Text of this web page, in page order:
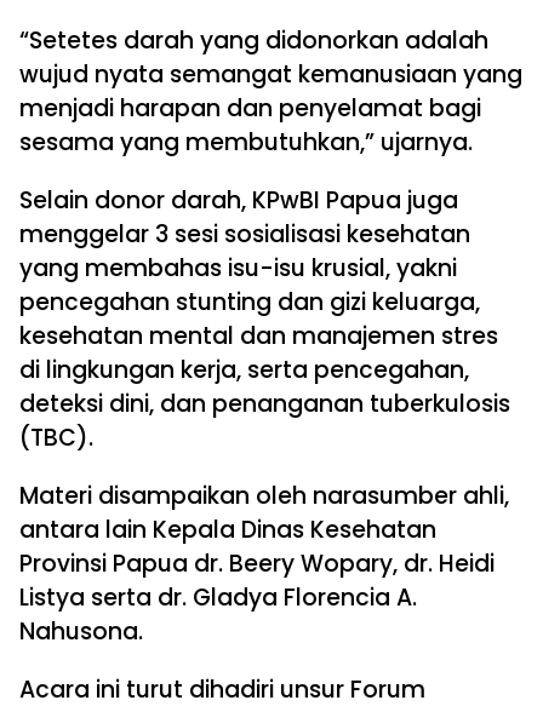
“Setetes darah yang didonorkan adalah
wujud nyata semangat kemanusiaan yang
menjadi harapan dan penyelamat bagi
sesama yang membutuhkan,” ujarnya.
Selain donor darah, KPwBI Papua juga
menggelar 3 sesi sosialisasi kesehatan
yang membahas isu-isu krusial, yakni
pencegahan stunting dan gizi keluarga,
kesehatan mental dan manajemen stres
di lingkungan kerja, serta pencegahan,
deteksi dini, dan penanganan tuberkulosis
(TBC).
Materi disampaikan oleh narasumber ahli,
antara lain Kepala Dinas Kesehatan
Provinsi Papua dr. Beery Wopary, dr. Heidi
Listya serta dr. Gladya Florencia A.
Nahusona.
Acara ini turut dihadiri unsur Forum